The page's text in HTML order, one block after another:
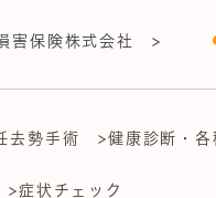
害保険株式会社 >
去勢手術 >健康診断・各
>症状チェック